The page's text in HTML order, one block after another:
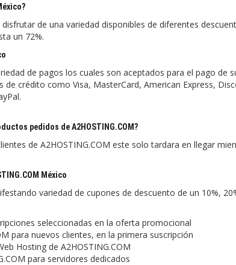
disfrutar de una variedad disponibles de diferentes
un 72%.
de pagos los cuales son aceptados para el pago de
crédito como Visa, MasterCard, American Express,
pedidos de A2HOSTING.COM?
de A2HOSTING.COM este solo tardara en llegar
México
variedad de cupones de descuento de un 10%,
seleccionadas en la oferta promocional
para nuevos clientes, en la primera suscripción
Hosting de A2HOSTING.COM
para servidores dedicados